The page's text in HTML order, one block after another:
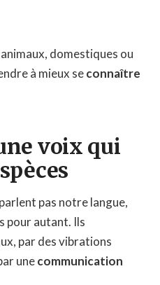
domestiques ou
à mieux seconnaître
voix qui
pas notre langue,
pour autant. Ils
par des vibrations
unecommunication